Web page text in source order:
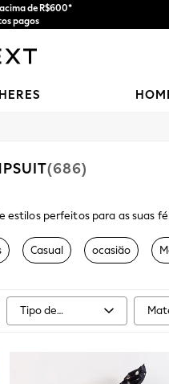
de R$600*
pagos
(686)
perfeitos para as suas
tudo o que você precisa.
Casual ocasião
Tipo de
tamanho